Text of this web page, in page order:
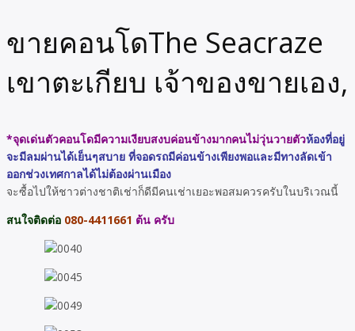
ขายคอนโดThe Seacraze
เขาตะเกียบ เจ้าของขายเอง,
*จุดเด่นตัวคอนโดมีความเงียบสงบค่อนข้างมากคนไม่วุ่นวายตัวห้องที่อยู่
จะมีลมผ่านได้เย็นๆสบาย ที่จอดรถมีค่อนข้างเพียงพอและมีทางลัดเข้า
ออกช่วงเทศกาลได้ไม่ต้องผ่านเมือง
จะซื้อไปให้ชาวต่างชาติเช่าก็ดีมีคนเช่าเยอะพอสมควรครับในบริเวณนี้
สนใจติดต่อ 080-4411661 ต้น ครับ